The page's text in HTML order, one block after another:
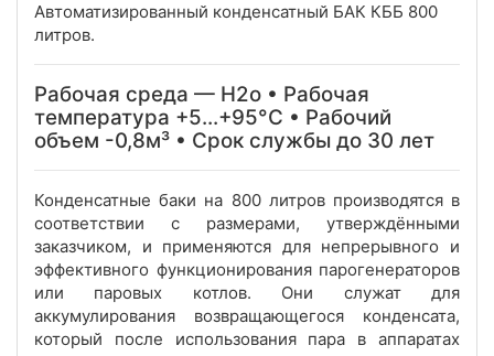
Автоматизированный конденсатный БАК КББ 800
литров.
Рабочая среда — Н2о • Рабочая
температура +5...+95°C • Рабочий
объем -0,8м³ • Срок службы до 30 лет
Конденсатные баки на 800 литров производятся в
соответствии с размерами, утверждёнными
заказчиком, и применяются для непрерывного и
эффективного функционирования парогенераторов
или паровых котлов. Они служат для
аккумулирования возвращающегося конденсата,
который после использования пара в аппаратах